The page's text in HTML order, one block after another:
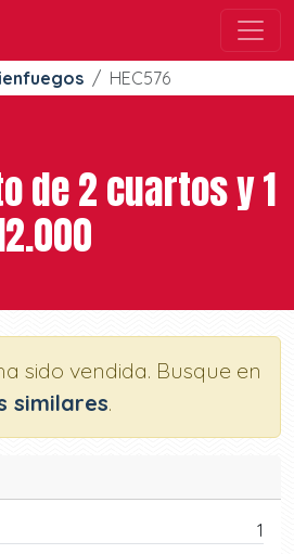
HEC576
de 2 cuartos y 1
sido vendida. Busque en
similares.
1